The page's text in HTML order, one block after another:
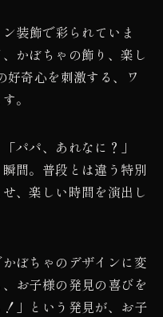
装飾で彩られていま
かぼちゃの飾り、楽し
奇心を刺激する、ワ
。
パパ、あれなに？」
間。普段とは違う特別
、楽しい時間を演出し
ぼちゃのデザインに変
お子様の発見の喜びを
」という発見が、お子